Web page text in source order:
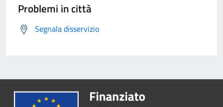
Problemi in città
Segnala disservizio